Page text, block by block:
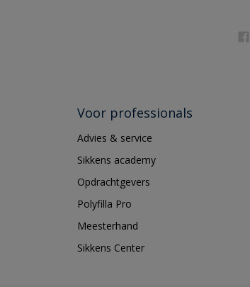
Voor professionals
Advies & service
Sikkens academy
Opdrachtgevers
Polyfilla Pro
Meesterhand
Sikkens Center